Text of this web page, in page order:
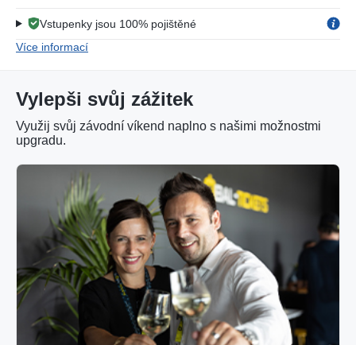
Vstupenky jsou 100% pojištěné
Více informací
Vylepši svůj zážitek
Využij svůj závodní víkend naplno s našimi možnostmi
upgradu.